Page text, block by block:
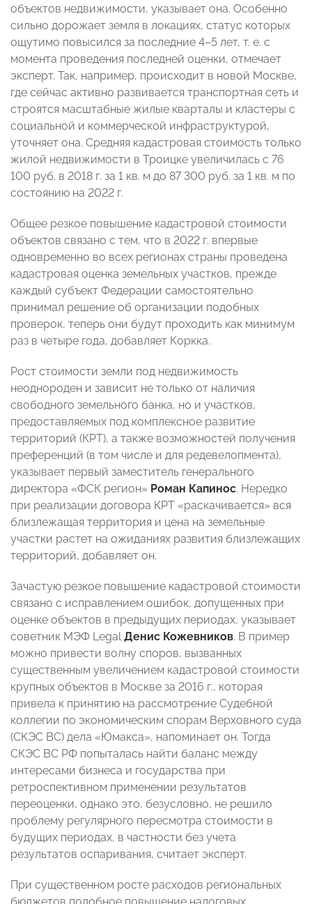
объектов недвижимости, указывает она. Особенно
сильно дорожает земля в локациях, статус которых
ощутимо повысился за последние 4–5 лет, т. е. с
момента проведения последней оценки, отмечает
эксперт. Так, например, происходит в новой Москве,
где сейчас активно развивается транспортная сеть и
строятся масштабные жилые кварталы и кластеры с
социальной и коммерческой инфраструктурой,
уточняет она. Средняя кадастровая стоимость только
жилой недвижимости в Троицке увеличилась с 76
100 руб. в 2018 г. за 1 кв. м до 87 300 руб. за 1 кв. м по
состоянию на 2022 г.
Общее резкое повышение кадастровой стоимости
объектов связано с тем, что в 2022 г. впервые
одновременно во всех регионах страны проведена
кадастровая оценка земельных участков, прежде
каждый субъект Федерации самостоятельно
принимал решение об организации подобных
проверок, теперь они будут проходить как минимум
раз в четыре года, добавляет Коркка.
Рост стоимости земли под недвижимость
неоднороден и зависит не только от наличия
свободного земельного банка, но и участков,
предоставляемых под комплексное развитие
территорий (КРТ), а также возможностей получения
преференций (в том числе и для редевелопмента),
указывает первый заместитель генерального
директора «ФСК регион» Роман Капинос. Нередко
при реализации договора КРТ «раскачивается» вся
близлежащая территория и цена на земельные
участки растет на ожиданиях развития близлежащих
территорий, добавляет он.
Зачастую резкое повышение кадастровой стоимости
связано с исправлением ошибок, допущенных при
оценке объектов в предыдущих периодах, указывает
советник МЭФ LegalДенис Кожевников. В пример
можно привести волну споров, вызванных
существенным увеличением кадастровой стоимости
крупных объектов в Москве за 2016 г., которая
привела к принятию на рассмотрение Судебной
коллегии по экономическим спорам Верховного суда
(СКЭС ВС) дела «Юмакса», напоминает он. Тогда
СКЭС ВС РФ попыталась найти баланс между
интересами бизнеса и государства при
ретроспективном применении результатов
переоценки, однако это, безусловно, не решило
проблему регулярного пересмотра стоимости в
будущих периодах, в частности без учета
результатов оспаривания, считает эксперт.
При существенном росте расходов региональных